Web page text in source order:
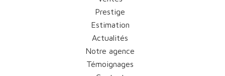
Prestige
Estimation
Actualités
Notre agence
Témoignages